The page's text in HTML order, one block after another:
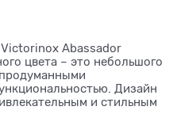
Abassador
цвета – это небольшого
Дизайн
и стильным